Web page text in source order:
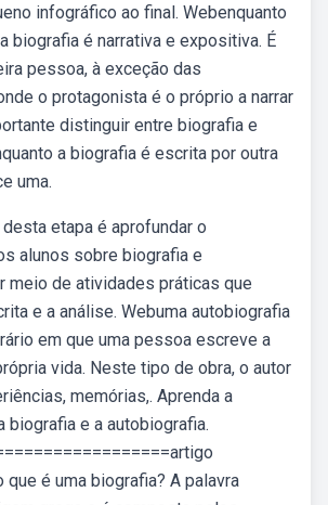
infográfico ao final. Webenquanto
biografia é narrativa e expositiva. É
pessoa, à exceção das
o protagonista é o próprio a narrar
distinguir entre biografia e
a biografia é escrita por outra
uma.
etapa é aprofundar o
alunos sobre biografia e
meio de atividades práticas que
e a análise. Webuma autobiografia
em que uma pessoa escreve a
vida. Neste tipo de obra, o autor
memórias,. Aprenda a
biografia e a autobiografia.
que é uma biografia? A palavra